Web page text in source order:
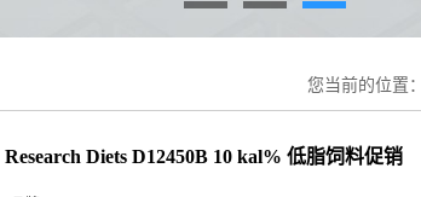
您当前的位置：
Research Diets D12450B 10 kal% 低脂饲料促销